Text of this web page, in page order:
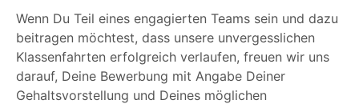
Wenn Du Teil eines engagierten Teams sein und dazu
beitragen möchtest, dass unsere unvergesslichen
Klassenfahrten erfolgreich verlaufen, freuen wir uns
darauf, Deine Bewerbung mit Angabe Deiner
Gehaltsvorstellung und Deines möglichen